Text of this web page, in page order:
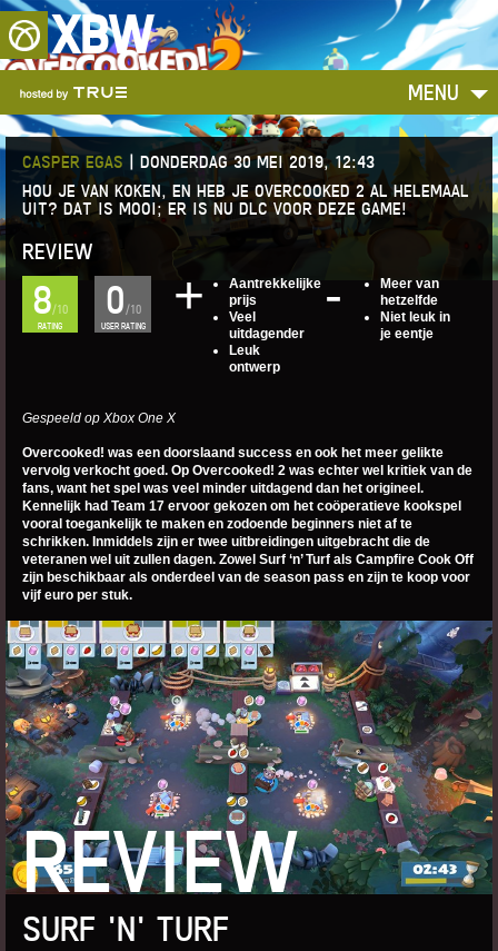
XBW
MENU
CASPER EGAS | DONDERDAG 30 MEI 2019, 12:43
HOU JE VAN KOKEN, EN HEB JE OVERCOOKED 2 AL HELEMAAL
UIT? DAT IS MOOI; ER IS NU DLC VOOR DEZE GAME!
REVIEW
RATING
8/10
USER RATING
0 /10
Aantrekkelijke
prijs
Veel
uitdagender
Leuk
ontwerp
Meer van
hetzelfde
Niet leuk in
je eentje
Gespeeld op Xbox One X
Overcooked! was een doorslaand success en ook het meer gelikte
vervolg verkocht goed. Op Overcooked! 2 was echter wel kritiek van de
fans, want het spel was veel minder uitdagend dan het origineel.
Kennelijk had Team 17 ervoor gekozen om het coöperatieve kookspel
vooral toegankelijk te maken en zodoende beginners niet af te
schrikken. Inmiddels zijn er twee uitbreidingen uitgebracht die de
veteranen wel uit zullen dagen. Zowel Surf ‘n’ Turf als Campfire Cook Off
zijn beschikbaar als onderdeel van de season pass en zijn te koop voor
vijf euro per stuk.
REVIEW
SURF 'N' TURF